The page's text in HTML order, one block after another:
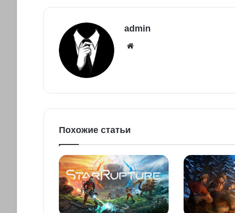
admin
Похожие статьи